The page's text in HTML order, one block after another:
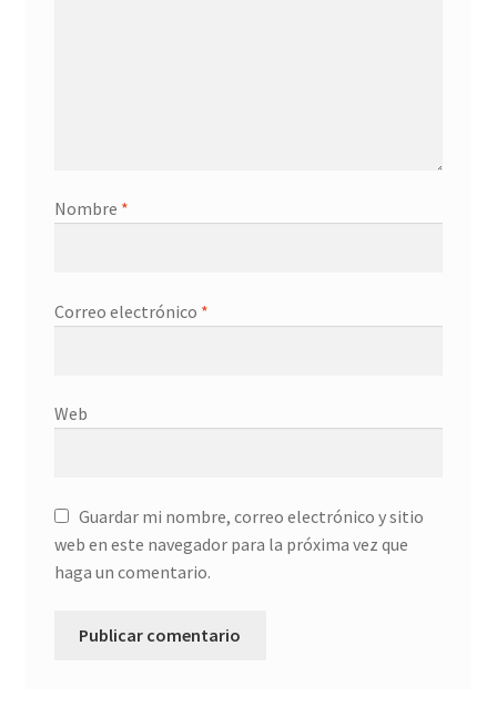
Nombre *
Correo electrónico *
Web
Guardar mi nombre, correo electrónico y sitio
web en este navegador para la próxima vez que
haga un comentario.